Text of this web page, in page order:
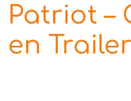
Patriot –
en Trailer